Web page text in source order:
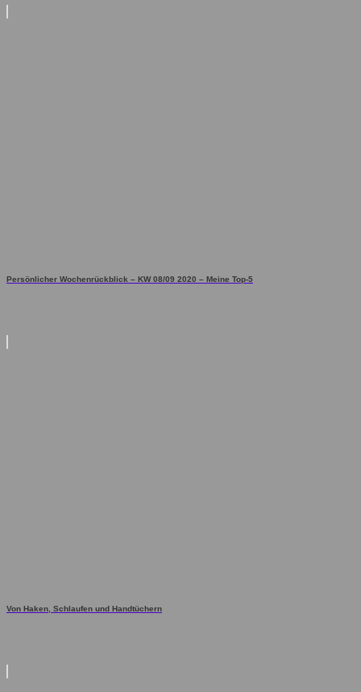
Persönlicher Wochenrückblick – KW 08/09 2020 – Meine Top-5
Von Haken, Schlaufen und Handtüchern